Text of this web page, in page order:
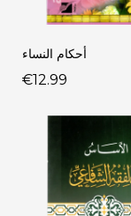
أحكام النساء
€12.99